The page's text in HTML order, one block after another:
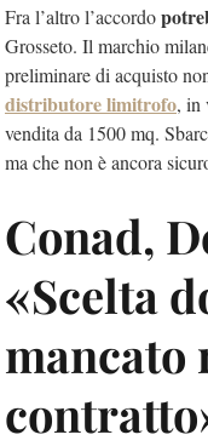
Fra l’altro l’accordo
Grosseto. Il marchio
preliminare di acquisto
distributore limitrofo, in
vendita da 1500 mq.
ma che non è ancora
Conad,
«Scelta
mancato